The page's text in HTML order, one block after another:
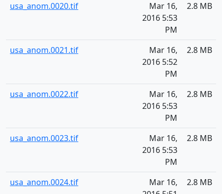
usa_anom.0020.tif
Mar 16,
2016 5:53
PM
2.8 MB
usa_anom.0021.tif
Mar 16,
2016 5:52
PM
2.8 MB
usa_anom.0022.tif
Mar 16,
2016 5:53
PM
2.8 MB
usa_anom.0023.tif
Mar 16,
2016 5:53
PM
2.8 MB
usa_anom.0024.tif
Mar 16,
2.8 MB